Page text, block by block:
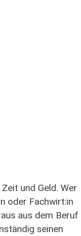
und Geld. Wer
oder Fachwirt:in
aus dem Beruf
seinen